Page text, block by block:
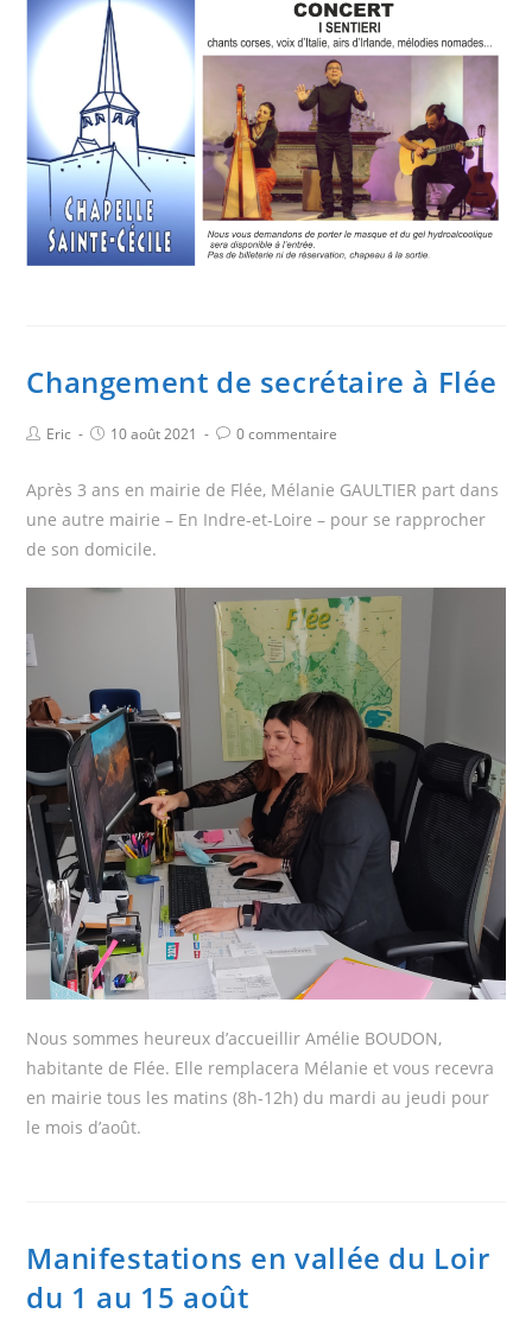
Changement de secrétaire à Flée
Eric 10 août 2021 0 commentaire
Après 3 ans en mairie de Flée, Mélanie GAULTIER part dans
une autre mairie – En Indre-et-Loire – pour se rapprocher
de son domicile.
Nous sommes heureux d’accueillir Amélie BOUDON,
habitante de Flée. Elle remplacera Mélanie et vous recevra
en mairie tous les matins (8h-12h) du mardi au jeudi pour
le mois d’août.
Manifestations en vallée du Loir
du 1 au 15 août